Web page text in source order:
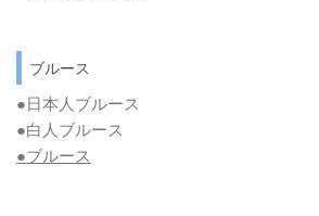
ブルース
●日本人ブルース
●白人ブルース
●ブルース